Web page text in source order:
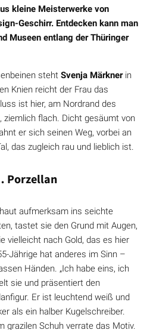
kleine Meisterwerke von
Geschirr. Entdecken kann man
Museen entlang der Thüringer
steht Svenja Märknerin
Knien reicht der Frau das
ist hier, am Nordrand des
ziemlich flach. Dicht gesäumt von
er sich seinen Weg, vorbei an
das zugleich rau und lieblich ist.
Porzellan
aufmerksam ins seichte
tastet sie den Grund mit Augen,
vielleicht nach Gold, das es hier
Jährige hat anderes im Sinn –
Händen. „Ich habe eins, ich
sie und präsentiert den
Er ist leuchtend weiß und
als ein halber Kugelschreiber.
grazilen Schuh verrate das Motiv.